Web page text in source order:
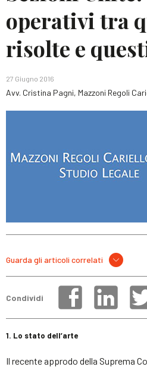
operativi tra
risolte e
27 Giugno 2016
Avv. Cristina Pagni, Mazzoni Regoli
Guarda gli articoli correlati
Condividi
1. Lo stato dell’arte
Il recente approdo della Suprema